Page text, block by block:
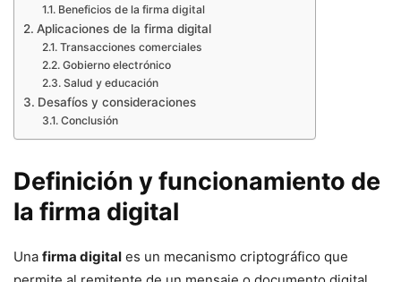
Beneficios de la firma digital
Aplicaciones de la firma digital
Transacciones comerciales
Gobierno electrónico
Salud y educación
Desafíos y consideraciones
Conclusión
Definición y funcionamiento de
la firma digital
Una firma digital es un mecanismo criptográfico que